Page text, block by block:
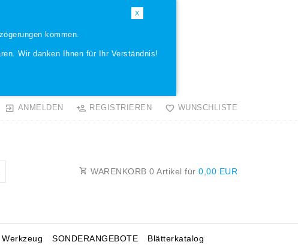
X
kommen.
Wir danken Ihnen für Ihr Verständnis!
ANMELDEN REGISTRIEREN WUNSCHLISTE
WARENKORB 0 Artikel für 0,00 EUR
Werkzeug Blätterkatalog
SONDERANGEBOTE